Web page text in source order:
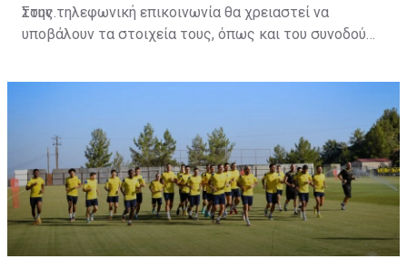
τους.
Στην τηλεφωνική επικοινωνία θα χρειαστεί να
υποβάλουν τα στοιχεία τους, όπως και του συνοδού